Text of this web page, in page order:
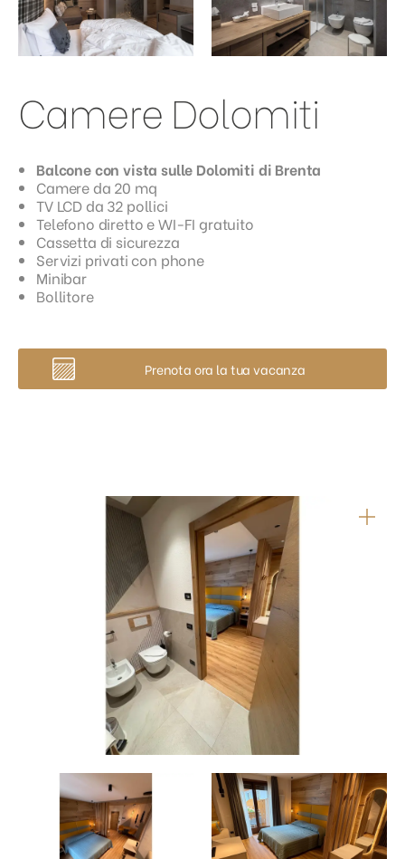
Camere Dolomiti
Balcone con vista sulle Dolomiti di Brenta
Camere da 20 mq
TV LCD da 32 pollici
Telefono diretto e WI-FI gratuito
Cassetta di sicurezza
Servizi privati con phone
Minibar
Bollitore
Prenota ora la tua vacanza